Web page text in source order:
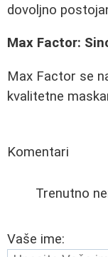
dovoljno
Max Factor:
Max Factor se
kvalitetne
Komentari
Trenutno
Vaše ime: